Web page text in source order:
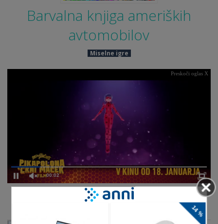
Barvalna knjiga ameriških
avtomobilov
Miselne igre
00:02
Preskoči oglas X